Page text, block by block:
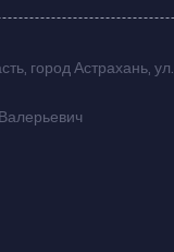
, город Астрахань, ул.